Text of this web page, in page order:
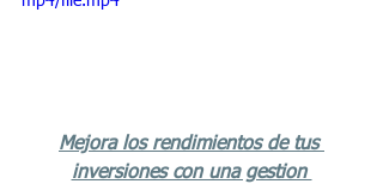
Mejora los rendimientos de tus
inversiones con una gestion